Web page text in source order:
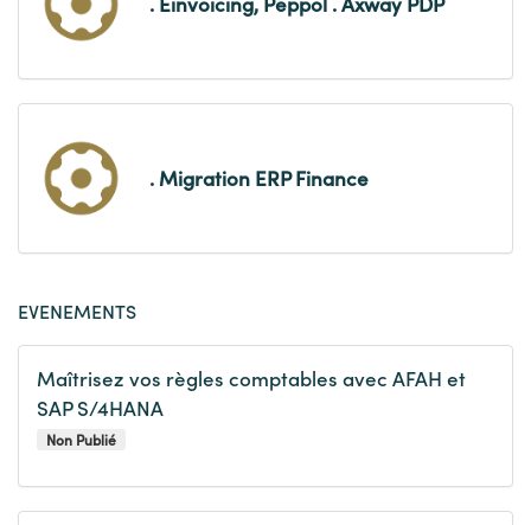
. Migration ERP Finance
EVENEMENTS
Maîtrisez vos règles comptables avec AFAH et
SAP S/4HANA
Non Publié